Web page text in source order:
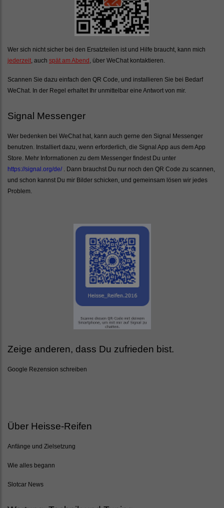
Wer sich nicht sicher bei den Ersatzteilen ist und Hilfe braucht, kann mich
jederzeit , auch spät am Abend , über WeChat kontaktieren.
Scannen Sie dazu einfach den QR Code, und installieren Sie bei Bedarf
WeChat. In der Regel erhaltet Ihr unmittelbar eine Antwort von mir.
Signal Messenger
Wer bedenken bei WeChat hat, kann auch gerne den Signal Messenger
benutzen. Installiert dazu, wenn erforderlich, die Signal App aus dem App
Store. Mehr Informationen zu dem Messenger findest Du unter
https://signal.org/de/ . Dann brauchst Du nur noch den QR Code zu scannen,
und schon kannst Du mir Bilder schicken, und gemeinsam lösen wir jedes
Problem.
Zeige anderen, dass Du zufrieden bist.
Google Rezension schreiben
Über Heisse-Reifen
Anfänge und Zielsetzung
Wie alles begann
Slotcar News